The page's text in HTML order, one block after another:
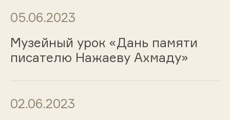
05.06.2023
Музейный урок «Дань памяти
писателю Нажаеву Ахмаду»
02.06.2023